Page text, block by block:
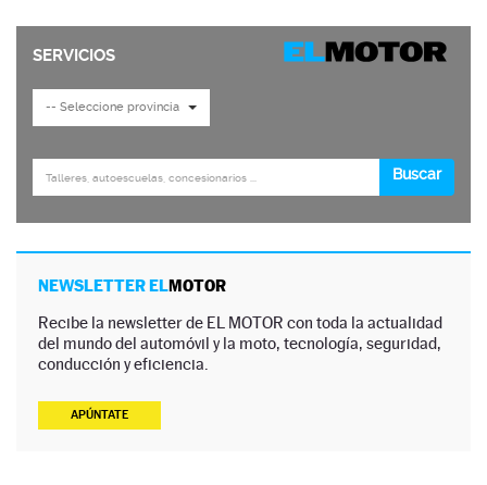
NEWSLETTER ELMOTOR
Recibe la newsletter de EL MOTOR con toda la actualidad
del mundo del automóvil y la moto, tecnología, seguridad,
conducción y eficiencia.
APÚNTATE